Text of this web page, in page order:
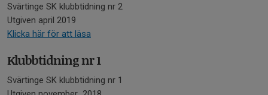
Svärtinge SK klubbtidning nr 2
Utgiven april 2019
Klicka här för att läsa
Klubbtidning nr 1
Svärtinge SK klubbtidning nr 1